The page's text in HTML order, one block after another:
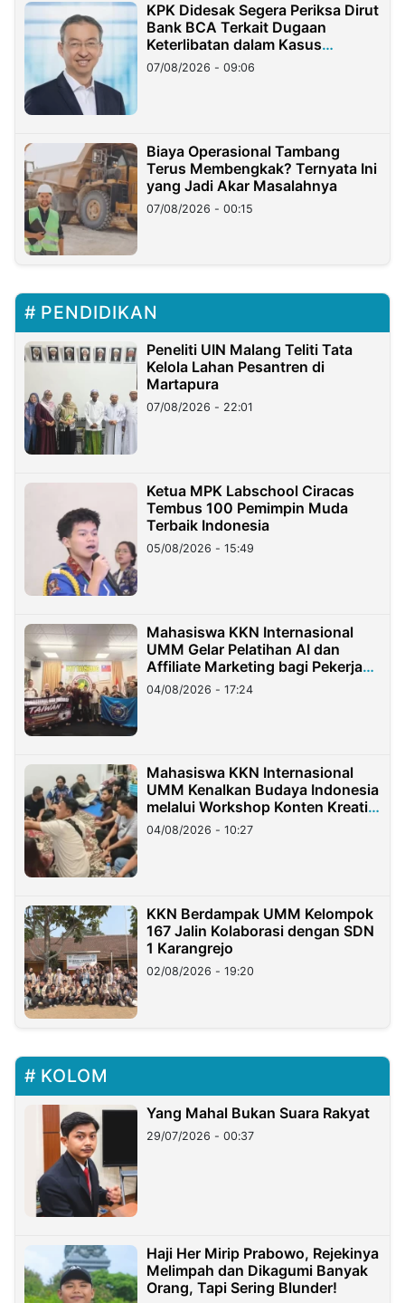
KPK Didesak Segera Periksa Dirut
Bank BCA Terkait Dugaan
Keterlibatan dalam Kasus
Hilangnya Dana Nasabah Rp2,58
Miliar
07/08/2026 - 09:06
Biaya Operasional Tambang
Terus Membengkak? Ternyata Ini
yang Jadi Akar Masalahnya
07/08/2026 - 00:15
PENDIDIKAN
Peneliti UIN Malang Teliti Tata
Kelola Lahan Pesantren di
Martapura
07/08/2026 - 22:01
Ketua MPK Labschool Ciracas
Tembus 100 Pemimpin Muda
Terbaik Indonesia
05/08/2026 - 15:49
Mahasiswa KKN Internasional
UMM Gelar Pelatihan AI dan
Affiliate Marketing bagi Pekerja
Migran Indonesia di Taiwan
04/08/2026 - 17:24
Mahasiswa KKN Internasional
UMM Kenalkan Budaya Indonesia
melalui Workshop Konten Kreatif
di Taiwan
04/08/2026 - 10:27
KKN Berdampak UMM Kelompok
167 Jalin Kolaborasi dengan SDN
1 Karangrejo
02/08/2026 - 19:20
KOLOM
Yang Mahal Bukan Suara Rakyat
29/07/2026 - 00:37
Haji Her Mirip Prabowo, Rejekinya
Melimpah dan Dikagumi Banyak
Orang, Tapi Sering Blunder!